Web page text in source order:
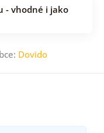
- vhodné i jako
Dovido